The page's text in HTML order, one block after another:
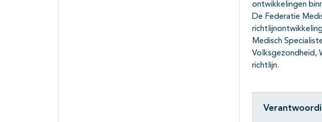
ontwikkelingen
De Federatie
Medisch
Volksgezondheid,
richtlijn.